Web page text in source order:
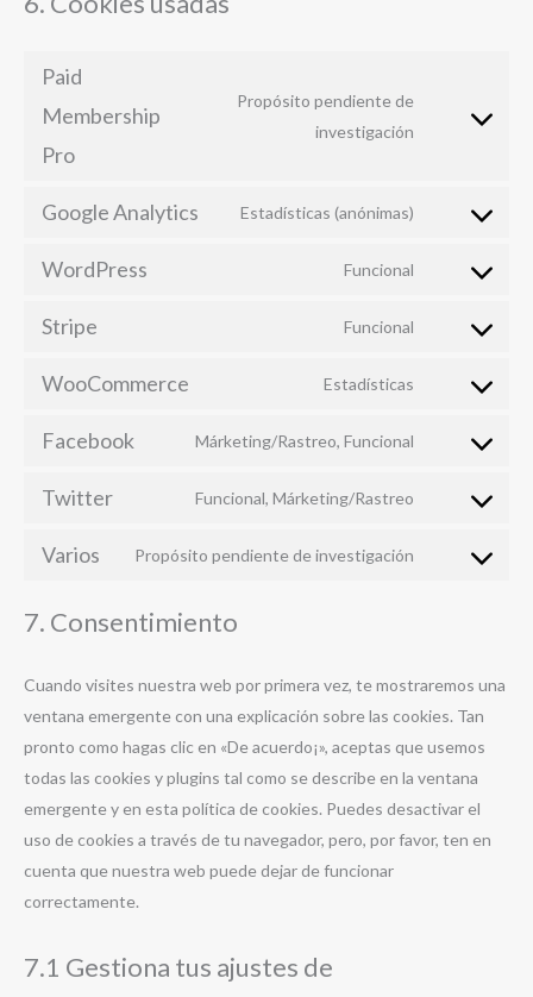
Paid
Membership
Pro
Propósito pendiente de
investigación
Consent
Google Analytics Estadísticas (anónimas)
Consent
google-
WordPress Funcional
Consent
wordpress
Stripe Funcional
Consent
stripe
WooCommerce Estadísticas
Consent
Facebook Márketing/Rastreo, Funcional
Consent
facebook
Twitter Funcional, Márketing/Rastreo
Consent
Varios Propósito pendiente de investigación
Consent
7. Consentimiento
Cuando visites nuestra web por primera vez, te mostraremos una
ventana emergente con una explicación sobre las cookies. Tan
pronto como hagas clic en «De acuerdo¡», aceptas que usemos
todas las cookies y plugins tal como se describe en la ventana
emergente y en esta política de cookies. Puedes desactivar el
uso de cookies a través de tu navegador, pero, por favor, ten en
cuenta que nuestra web puede dejar de funcionar
correctamente.
7.1 Gestiona tus ajustes de